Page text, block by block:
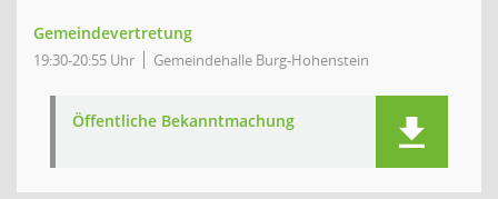
Gemeindevertretung
19:30-20:55 Uhr Gemeindehalle Burg-Hohenstein
Öffentliche Bekanntmachung